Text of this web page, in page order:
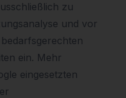
zu
und vor
ein. Mehr
eingesetzten